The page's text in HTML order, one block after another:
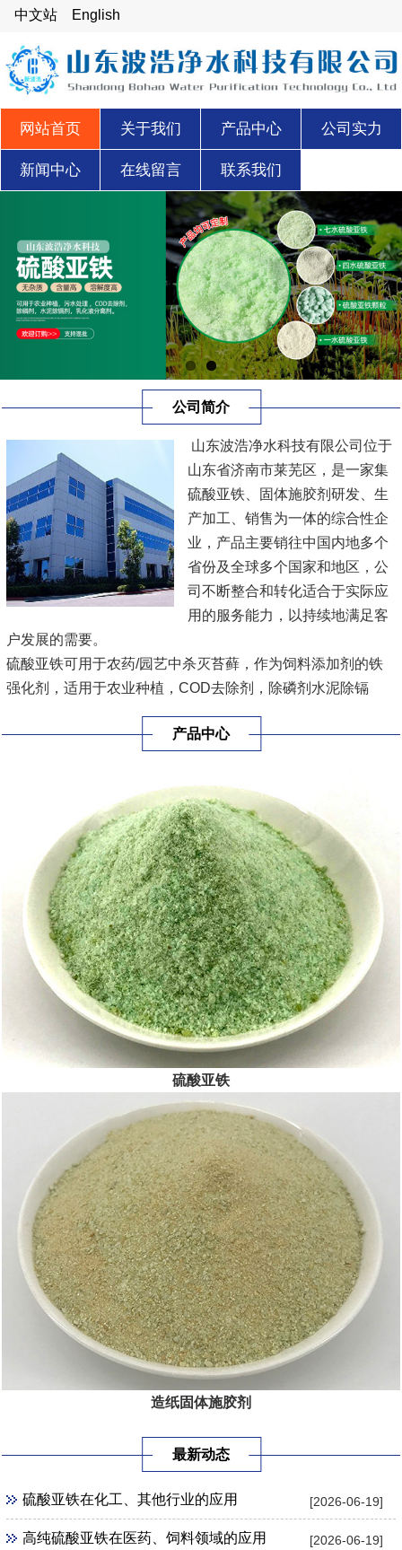
中文站 English
网站首页 关于我们 产品中心 公司实力
新闻中心 在线留言 联系我们
公司简介
山东波浩净水科技有限公司位于
山东省济南市莱芜区，是一家集
硫酸亚铁、固体施胶剂研发、生
产加工、销售为一体的综合性企
业，产品主要销往中国内地多个
省份及全球多个国家和地区，公
司不断整合和转化适合于实际应
用的服务能力，以持续地满足客
户发展的需要。
硫酸亚铁可用于农药/园艺中杀灭苔藓，作为饲料添加剂的铁
强化剂，适用于农业种植，COD去除剂，除磷剂水泥除镉
进行采购。
公司坚持“以人为本、服务至上”，以创新精神、奉献精神为前
[查看详情]
产品中心
硫酸亚铁
造纸固体施胶剂
最新动态
[2026-06-19]
硫酸亚铁在化工、其他行业的应用
[2026-06-19]
高纯硫酸亚铁在医药、饲料领域的应用